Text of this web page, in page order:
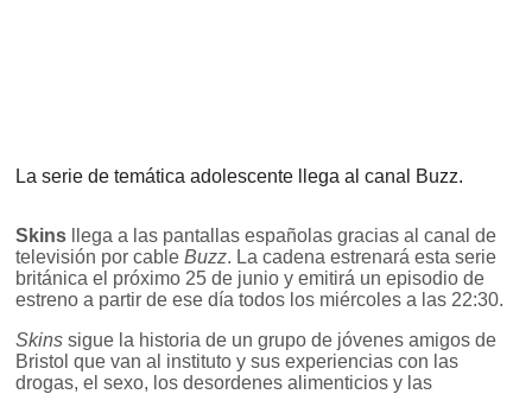
La serie de temática adolescente llega al canal Buzz.
Skins llega a las pantallas españolas gracias al canal de
televisión por cableBuzz. La cadena estrenará esta serie
británica el próximo 25 de junio y emitirá un episodio de
estreno a partir de ese día todos los miércoles a las 22:30.
Skins sigue la historia de un grupo de jóvenes amigos de
Bristol que van al instituto y sus experiencias con las
drogas, el sexo, los desordenes alimenticios y las